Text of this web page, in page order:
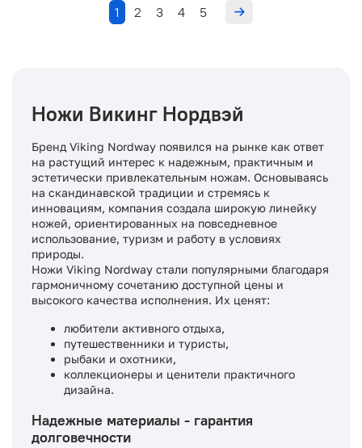
1 2 3 4 5
Ножи Викинг Нордвэй
Бренд Viking Nordway появился на рынке как ответ
на растущий интерес к надежным, практичным и
эстетически привлекательным ножам. Основываясь
на скандинавской традиции и стремясь к
инновациям, компания создала широкую линейку
ножей, ориентированных на повседневное
использование, туризм и работу в условиях
природы.
Ножи Viking Nordway стали популярными благодаря
гармоничному сочетанию доступной цены и
высокого качества исполнения. Их ценят:
любители активного отдыха,
путешественники и туристы,
рыбаки и охотники,
коллекционеры и ценители практичного
дизайна.
Надежные материалы - гарантия
долговечности